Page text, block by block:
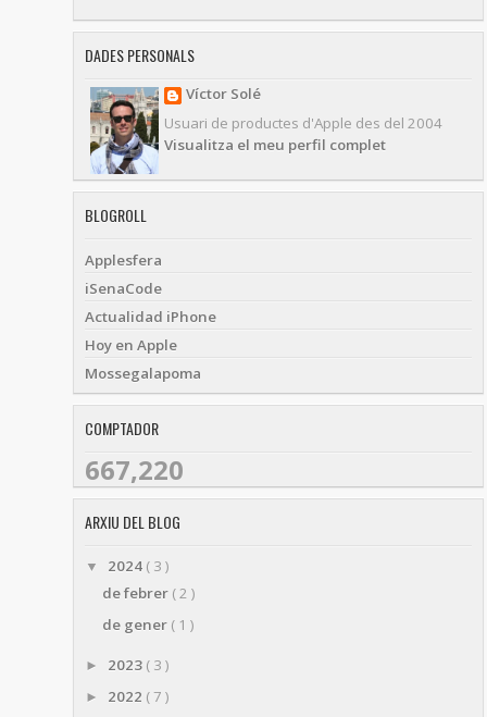
DADES PERSONALS
Víctor Solé
Usuari de productes d'Apple des del 2004
Visualitza el meu perfil complet
BLOGROLL
Applesfera
iSenaCode
Actualidad iPhone
Hoy en Apple
Mossegalapoma
COMPTADOR
667,220
ARXIU DEL BLOG
▼ 2024 ( 3 )
de febrer ( 2 )
de gener ( 1 )
► 2023 ( 3 )
► 2022 ( 7 )